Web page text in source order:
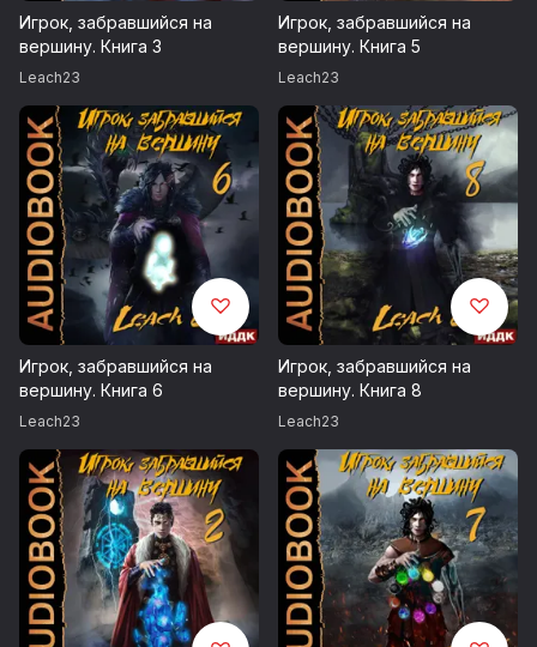
The Whole Other / The Quantum Realm
Hovatoff / Tibet
Francis Preve / Stranger Danger
Asher Fulero / Timelapsed Tides
Aaron Kenny / English Country Garden
Emmit Fenn / Allégro
filmmusic.io
Запись 2021 г.
Возрастные ограничения 16+
© Leach23
Игрок, забравшийся на
вершину. Книга 3
Leach23
Игрок, забравшийся на
вершину. Книга 5
Leach23
Игрок, забравшийся на
вершину. Книга 6
Leach23
Игрок, забравшийся на
вершину. Книга 8
Leach23